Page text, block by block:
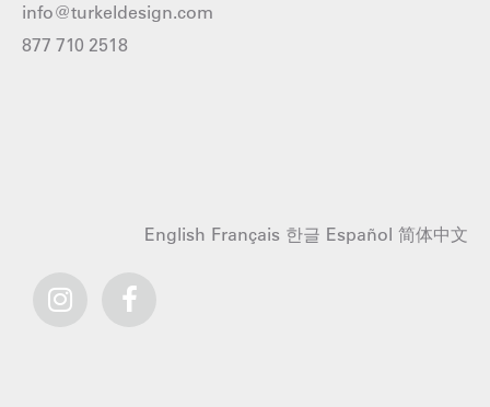
info@turkeldesign.com
877 710 2518
English Français 한글 Español 简体中文